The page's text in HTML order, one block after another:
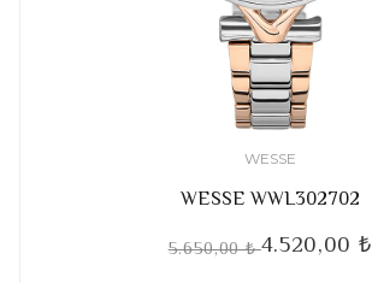
WESSE
WESSE WWL302702
5.650,00 ₺4.520,00 ₺